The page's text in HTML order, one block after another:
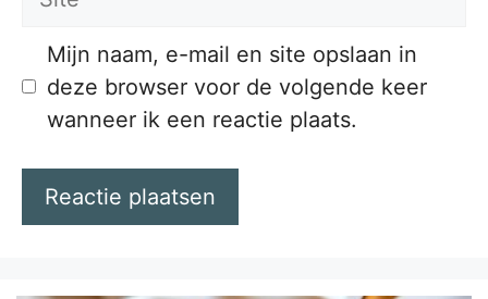
Mijn naam, e-mail en site opslaan in
deze browser voor de volgende keer
wanneer ik een reactie plaats.